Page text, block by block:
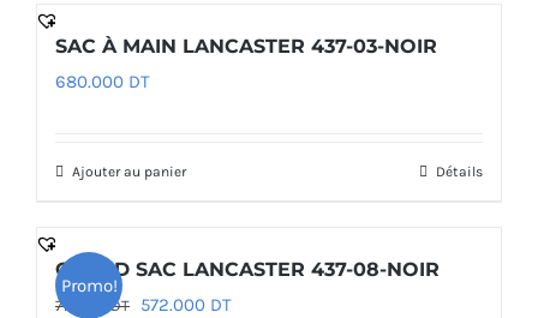
SAC À MAIN LANCASTER 437-03-NOIR
680.000 DT
Ajouter au panier Détails
Promo!
GRAND SAC LANCASTER 437-08-NOIR
715.000 DT
Le
572.000 DTLe